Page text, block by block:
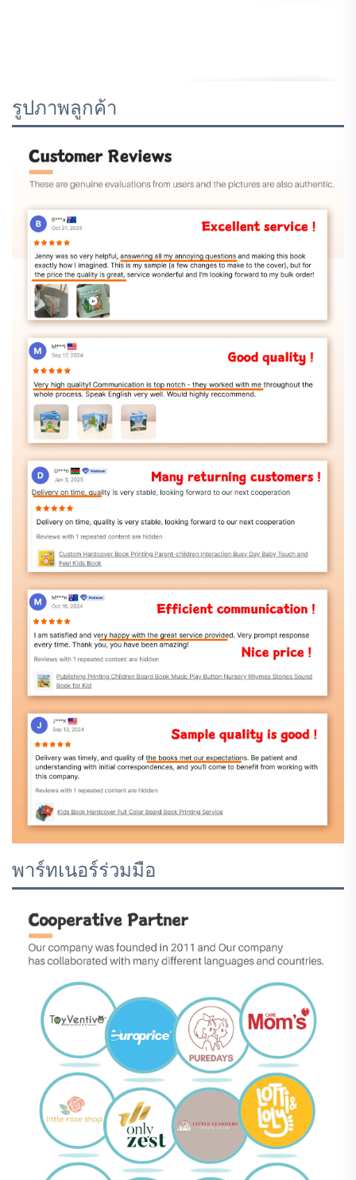
รูปภาพลูกค้า
พาร์ทเนอร์ร่วมมือ